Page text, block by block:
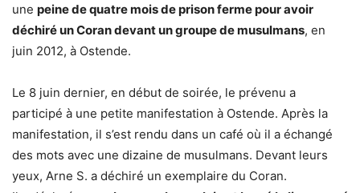
une peine de quatre mois de prison ferme pour avoir
déchiré un Coran devant un groupe de musulmans, en
juin 2012, à Ostende.
Le 8 juin dernier, en début de soirée, le prévenu a
participé à une petite manifestation à Ostende. Après la
manifestation, il s’est rendu dans un café où il a échangé
des mots avec une dizaine de musulmans. Devant leurs
yeux, Arne S. a déchiré un exemplaire du Coran.